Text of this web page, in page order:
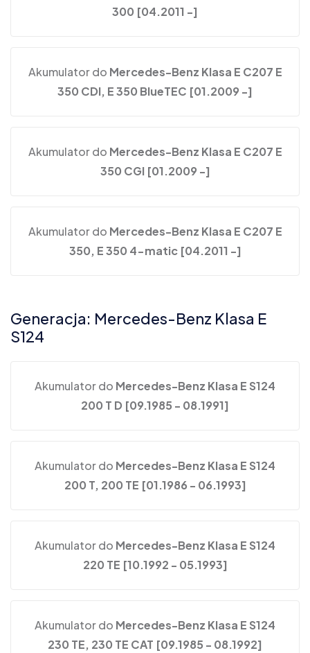
300 [04.2011 -]
Akumulator do Mercedes-Benz Klasa E C207 E
350 CDI, E 350 BlueTEC [01.2009 -]
Akumulator do Mercedes-Benz Klasa E C207 E
350 CGI [01.2009 -]
Akumulator do Mercedes-Benz Klasa E C207 E
350, E 350 4-matic [04.2011 -]
Generacja: Mercedes-Benz Klasa E
S124
Akumulator do Mercedes-Benz Klasa E S124
200 T D [09.1985 - 08.1991]
Akumulator do Mercedes-Benz Klasa E S124
200 T, 200 TE [01.1986 - 06.1993]
Akumulator do Mercedes-Benz Klasa E S124
220 TE [10.1992 - 05.1993]
Akumulator do Mercedes-Benz Klasa E S124
230 TE, 230 TE CAT [09.1985 - 08.1992]